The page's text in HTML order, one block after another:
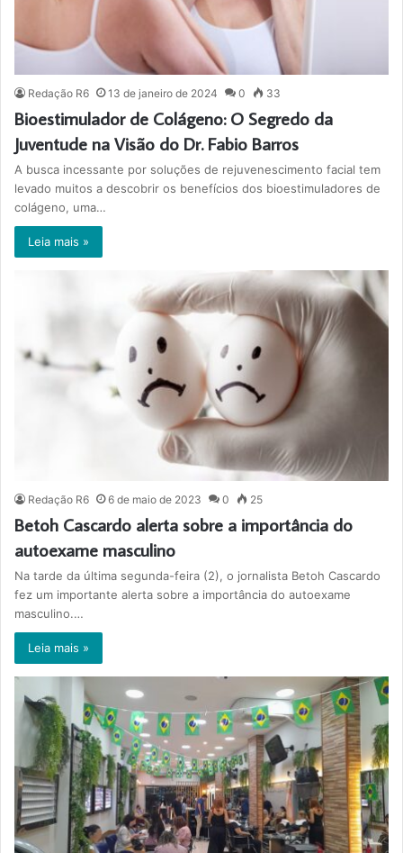
Redação R6 13 de janeiro de 2024 0 33
Bioestimulador de Colágeno: O Segredo da
Juventude na Visão do Dr. Fabio Barros
A busca incessante por soluções de rejuvenescimento facial tem
levado muitos a descobrir os benefícios dos bioestimuladores de
colágeno, uma…
Leia mais »
Redação R6 6 de maio de 2023 0 25
Betoh Cascardo alerta sobre a importância do
autoexame masculino
Na tarde da última segunda-feira (2), o jornalista Betoh Cascardo
fez um importante alerta sobre a importância do autoexame
masculino.…
Leia mais »